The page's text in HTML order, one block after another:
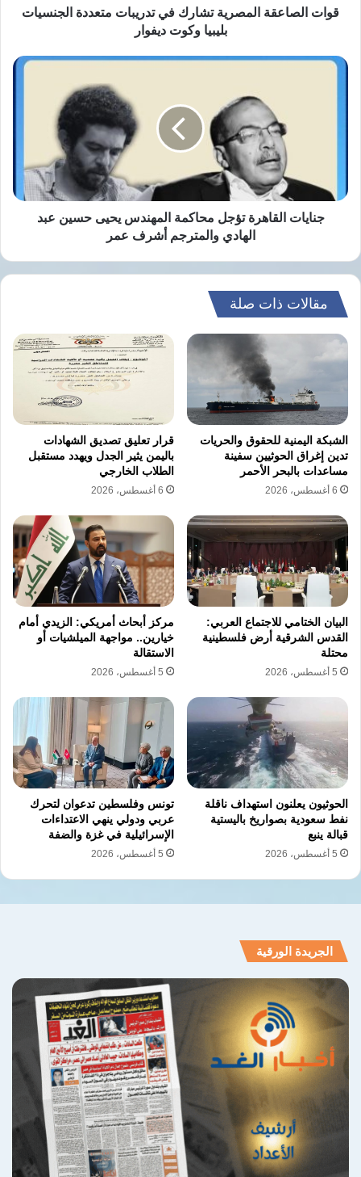
التنموية والإنتاجية، بما يدعم فرص الاستثمار
والتعاون المشترك بين البلدين.
نسخ الرابط
وكوت
قوات الصاعقة المصرية تشارك في تدريبات متعددة الجنسيات
بليبيا وكوت ديفوار
جنايات
الهادي
والمترجمجنايات القاهرة تؤجل محاكمة المهندس يحيى حسين عبد
الهادي والمترجم أشرف عمر
مقالات ذات صلة
الشبكة اليمنية للحقوق والحريات
تدين إغراق الحوثيين سفينة
مساعدات بالبحر الأحمر
6 أغسطس، 2026
قرار تعليق تصديق الشهادات
باليمن يثير الجدل ويهدد مستقبل
الطلاب الخارجي
6 أغسطس، 2026
البيان الختامي للاجتماع العربي:
القدس الشرقية أرض فلسطينية
محتلة
5 أغسطس، 2026
مركز أبحاث أمريكي: الزيدي أمام
خيارين.. مواجهة الميلشيات أو
الاستقالة
5 أغسطس، 2026
الحوثيون يعلنون استهداف ناقلة
نفط سعودية بصواريخ باليستية
قبالة ينبع
5 أغسطس، 2026
تونس وفلسطين تدعوان لتحرك
عربي ودولي ينهي الاعتداءات
الإسرائيلية في غزة والضفة
5 أغسطس، 2026
الجريدة الورقية